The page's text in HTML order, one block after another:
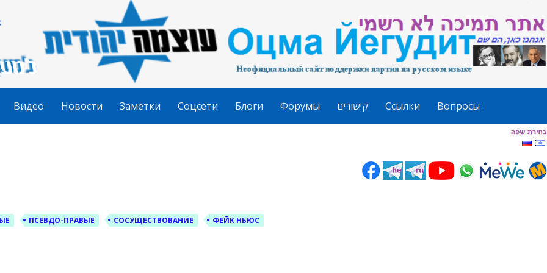
Видео Новости Заметки Соцсети Блоги Форумы קישורים Ссылки Вопросы
ПСЕВДО-ПРАВЫЕ СОСУЩЕСТВОВАНИЕ ФЕЙК НЬЮС